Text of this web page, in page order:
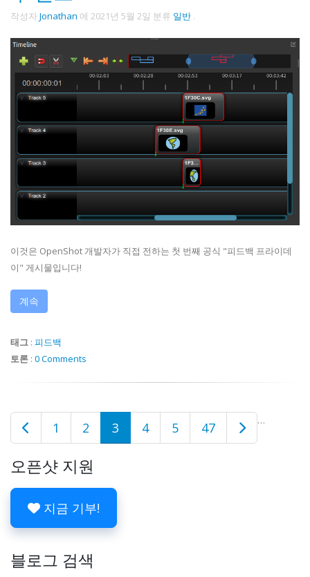
작성자Jonathan 에 2021년 5월 2일 분류 일반 .
이것은 OpenShot 개발자가 직접 전하는 첫 번째 공식 "피드백 프라이데
이" 게시물입니다!
계속
태그 : 피드백
토론 : 0 Comments
1 2 3 4 5 …
47
오픈샷 지원
지금 기부!
블로그 검색